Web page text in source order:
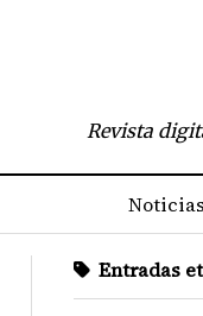
Revista
Noticias
Entradas